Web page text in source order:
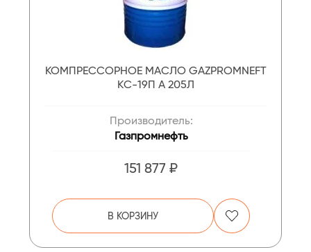
КОМПРЕССОРНОЕ МАСЛО GAZPROMNEFT
КC-19П А 205Л
Производитель:
Газпромнефть
151 877 ₽
В КОРЗИНУ